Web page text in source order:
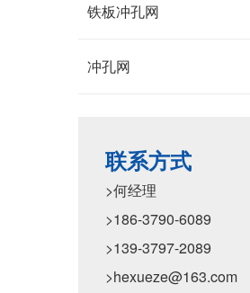
铁板冲孔网
冲孔网
联系方式
>何经理
>186-3790-6089
>139-3797-2089
>hexueze@163.com